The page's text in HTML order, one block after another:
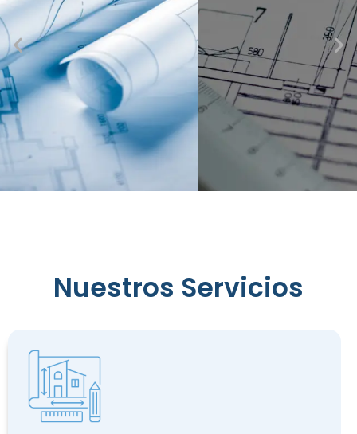
Reconocimiento
de
Nuestros Servicios